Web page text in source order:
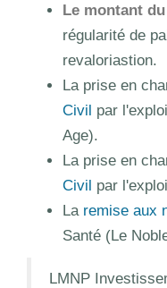
Le montant
régularité de
revaloriastion.
La prise en
Civil par
Age).
La prise en
Civil par
La remise aux
Santé (Le
LMNP